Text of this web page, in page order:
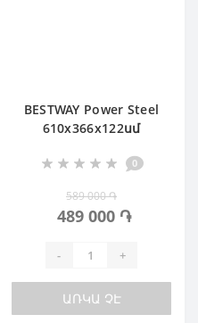
BESTWAY Power Steel
610х366х122սմ
0
589 000 ֏
489 000 ֏
- +
ԱՌԿԱ ՉԷ